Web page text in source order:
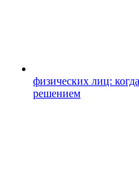
физических лиц:
решением